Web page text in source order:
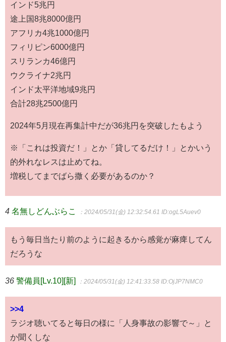
インド5兆円
途上国8兆8000億円
アフリカ4兆1000億円
フィリピン6000億円
スリランカ46億円
ウクライナ2兆円
インド太平洋地域9兆円
合計28兆2500億円
2024年5月現在再集計中だが36兆円を突破したもよう
※「これは投資だ！」とか「貸してるだけ！」とかいう
的外れなレスは止めてね。
増税してまでばら撒く必要があるのか？
4 名無しどんぶらこ ：2024/05/31(金) 12:32:54.61 ID:ogL5Auev0
もう毎日当たり前のように起きるから感覚が麻痺してん
だろうな
36 警備員[Lv.10][新] ：2024/05/31(金) 12:41:33.58 ID:OjJP7NMC0
>>4
ラジオ聴いてると毎日の様に「人身事故の影響で～」と
か聞くしな